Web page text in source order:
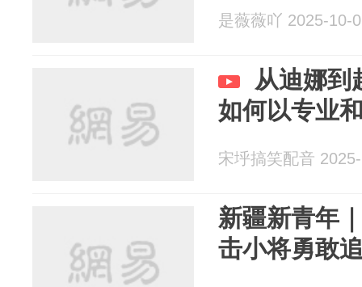
是薇薇吖 2025-10-
从迪娜到
如何以专业
宋垀搞笑配音
新疆新青年
击小将勇敢